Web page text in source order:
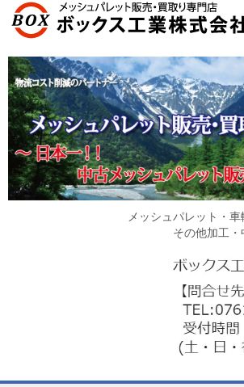
メッシュパレット・
その他加工